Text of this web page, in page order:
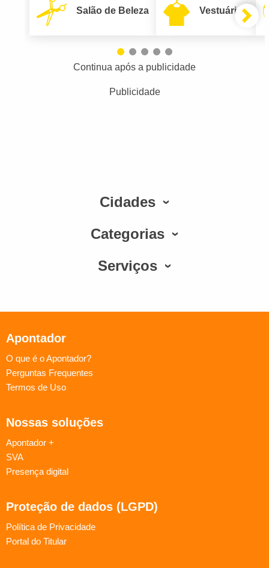
Salão de Beleza Vestuário
Continua após a publicidade
Publicidade
Cidades
Categorias
Serviços
Apontador
O que é o Apontador?
Perguntas Frequentes
Termos de Uso
Nossas soluções
Apontador +
SVA
Presença digital
Proteção de dados (LGPD)
Política de Privacidade
Portal do Titular